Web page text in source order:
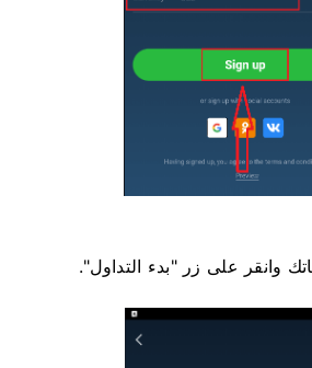
وانقر على زر "بدء التداول".